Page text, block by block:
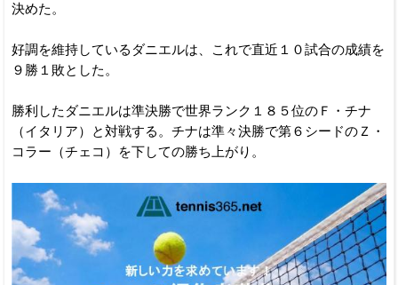
決めた。
好調を維持しているダニエルは、これで直近１０試合の成績を
９勝１敗とした。
勝利したダニエルは準決勝で世界ランク１８５位のＦ・チナ
（イタリア）と対戦する。チナは準々決勝で第６シードのＺ・
コラー（チェコ）を下しての勝ち上がり。